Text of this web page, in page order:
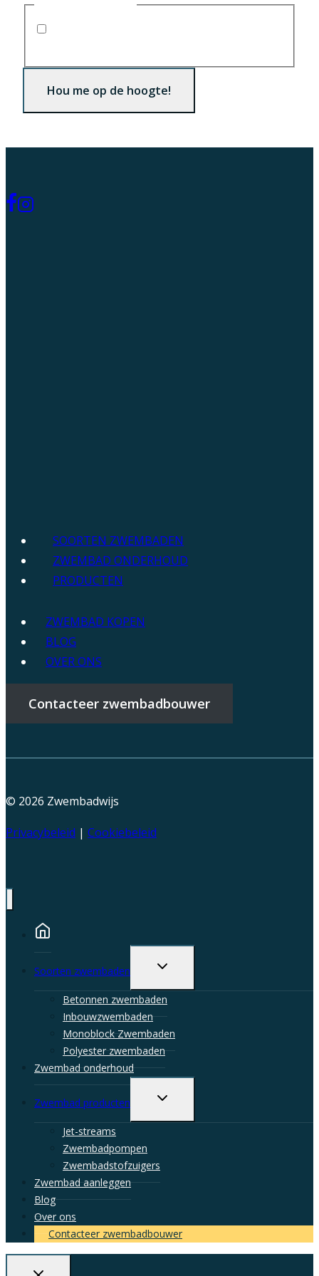
SOORTEN ZWEMBADEN
ZWEMBAD ONDERHOUD
PRODUCTEN
ZWEMBAD KOPEN
BLOG
OVER ONS
Contacteer zwembadbouwer
© 2026 Zwembadwijs
Privacybeleid | Cookiebeleid
Soorten zwembaden
Toggle
menu
Betonnen zwembaden
Inbouwzwembaden
Monoblock Zwembaden
Polyester zwembaden
Zwembad onderhoud
Zwembad producten
Toggle
menu
Jet-streams
Zwembadpompen
Zwembadstofzuigers
Zwembad aanleggen
Blog
Over ons
Contacteer zwembadbouwer